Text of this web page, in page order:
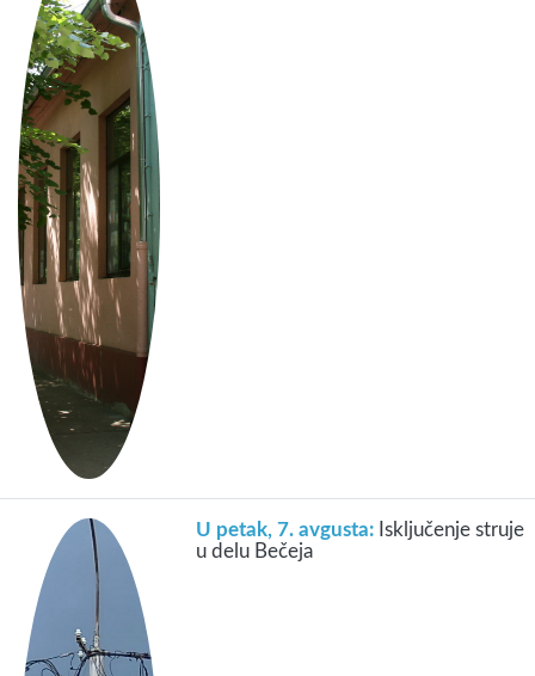
U petak, 7. avgusta: Isključenje struje
u delu Bečeja